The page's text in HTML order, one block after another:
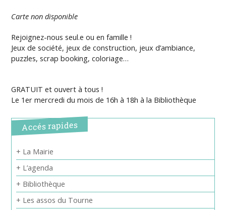
Carte non disponible
Rejoignez-nous seul.e ou en famille !
Jeux de société, jeux de construction, jeux d’ambiance,
puzzles, scrap booking, coloriage…
GRATUIT et ouvert à tous !
Le 1er mercredi du mois de 16h à 18h à la Bibliothèque
Accés rapides
+ La Mairie
+ L’agenda
+ Bibliothèque
+ Les assos du Tourne